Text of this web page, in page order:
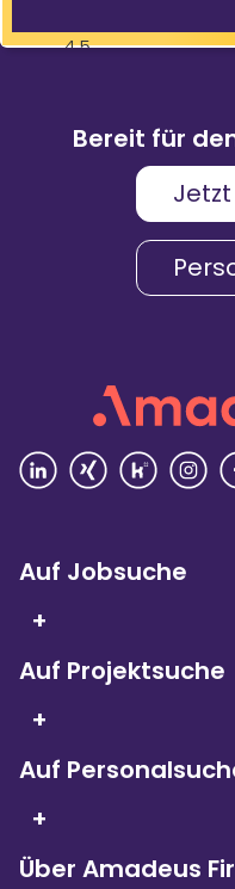
4,5
Weiterempfehlungen
Karriere & Gehalt
4,2
Unternehmenskultur
4,3
4,4
Rezensionen lesen
Kununu Top Company
über 9.000
Bereit für
Auf Jobsuche
+
Auf Projektsuche
+
Auf
+
Über Amadeus